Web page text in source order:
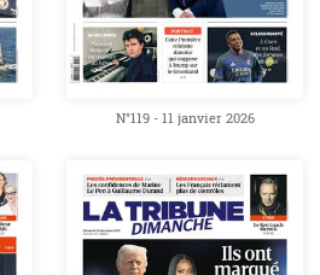
N°119 - 11 janvier 2026